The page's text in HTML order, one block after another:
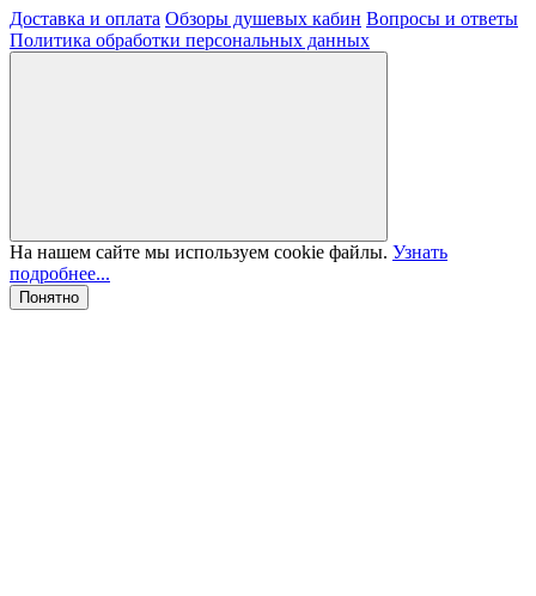
Доставка и оплата Обзоры душевых кабин Вопросы и ответы
Политика обработки персональных данных
На нашем сайте мы используем cookie файлы. Узнать
подробнее...
Понятно